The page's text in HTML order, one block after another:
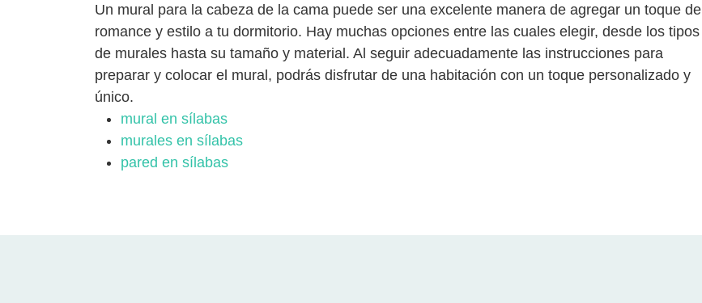
Un mural para la cabeza de la cama puede ser una excelente manera de agregar un toque de
romance y estilo a tu dormitorio. Hay muchas opciones entre las cuales elegir, desde los tipos
de murales hasta su tamaño y material. Al seguir adecuadamente las instrucciones para
preparar y colocar el mural, podrás disfrutar de una habitación con un toque personalizado y
único.
mural en sílabas
murales en sílabas
pared en sílabas